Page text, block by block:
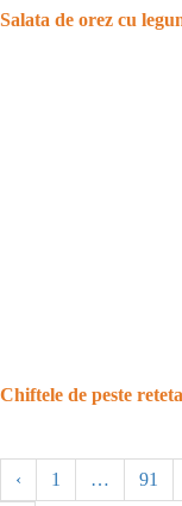
Salata de orez cu
Chiftele de peste
‹ 1 … 91